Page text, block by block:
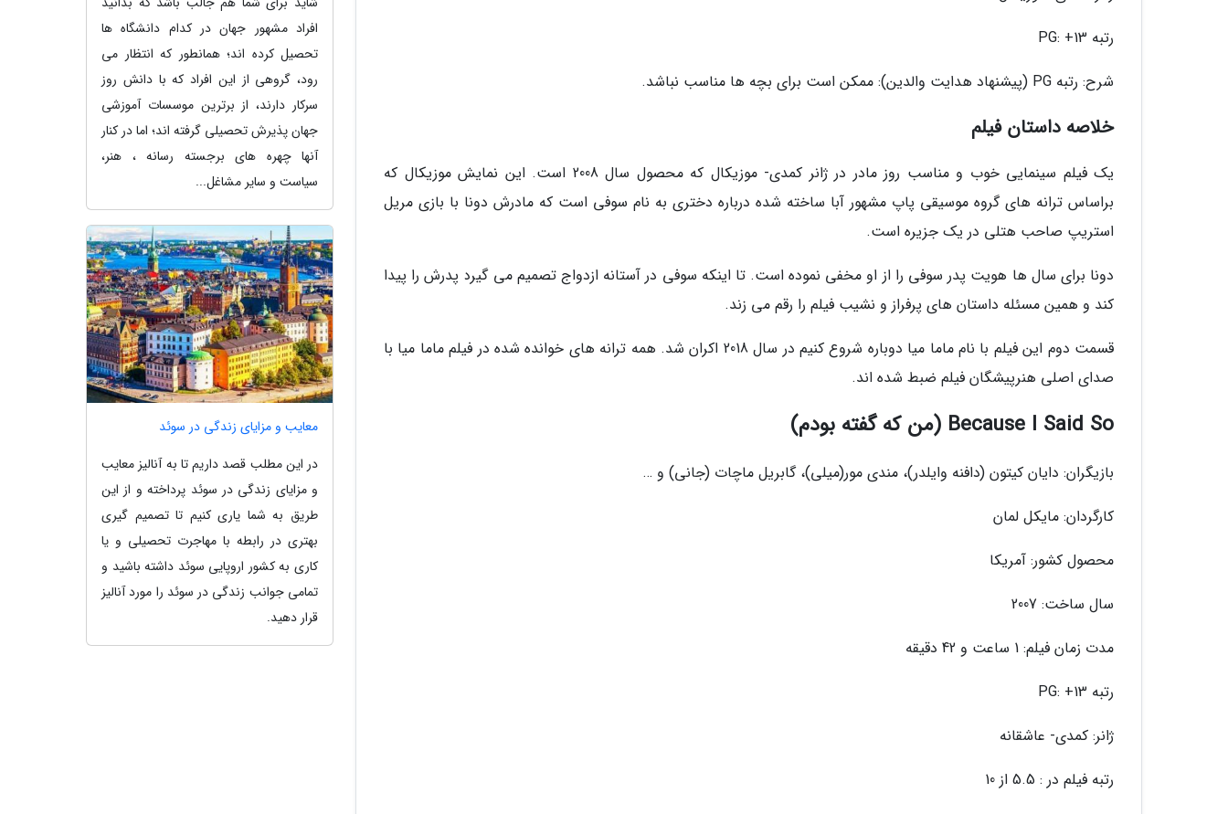
رتبه PG: +13
شرح: رتبه PG (پیشنهاد هدایت والدین): ممکن است برای بچه ها مناسب نباشد.
خلاصه داستان فیلم
یک فیلم سینمایی خوب و مناسب روز مادر در ژانر کمدی- موزیکال که محصول سال 2008 است. این نمایش موزیکال که
براساس ترانه های گروه موسیقی پاپ مشهور آبا ساخته شده درباره دختری به نام سوفی است که مادرش دونا با بازی مریل
استریپ صاحب هتلی در یک جزیره است.
دونا برای سال ها هویت پدر سوفی را از او مخفی نموده است. تا اینکه سوفی در آستانه ازدواج تصمیم می گیرد پدرش را پیدا
کند و همین مسئله داستان های پرفراز و نشیب فیلم را رقم می زند.
قسمت دوم این فیلم با نام ماما میا دوباره شروع کنیم در سال 2018 اکران شد. همه ترانه های خوانده شده در فیلم ماما میا با
صدای اصلی هنرپیشگان فیلم ضبط شده اند.
Because I Said So (من که گفته بودم)
بازیگران: دایان کیتون (دافنه وایلدر)، مندی مور(میلی)، گابریل ماچات (جانی) و …
کارگردان: مایکل لمان
محصول کشور: آمریکا
سال ساخت: 2007
مدت زمان فیلم: 1 ساعت و 42 دقیقه
رتبه PG: +13
ژانر: کمدی- عاشقانه
رتبه فیلم در : 5.5 از 10
افراد مشهور جهان در کدام دانشگاه ها
تحصیل کرده اند؛ همانطور که انتظار می
رود، گروهی از این افراد که با دانش روز
سرکار دارند، از برترین موسسات آموزشی
جهان پذیرش تحصیلی گرفته اند؛ اما در کنار
آنها چهره های برجسته رسانه ، هنر،
سیاست و سایر مشاغل...
معایب و مزایای زندگی در سوئد
در این مطلب قصد داریم تا به آنالیز معایب
و مزایای زندگی در سوئد پرداخته و از این
طریق به شما یاری کنیم تا تصمیم گیری
بهتری در رابطه با مهاجرت تحصیلی و یا
کاری به کشور اروپایی سوئد داشته باشید و
تمامی جوانب زندگی در سوئد را مورد آنالیز
قرار دهید.